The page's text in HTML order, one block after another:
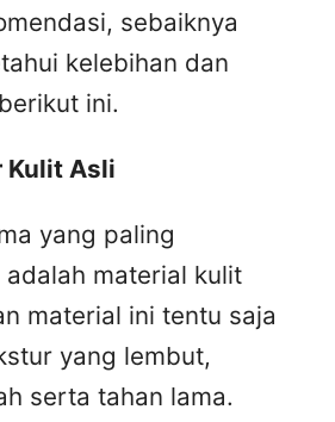
sebaiknya
kelebihan dan
ini.
Kulit Asli
yang paling
material kulit
material ini tentu saja
yang lembut,
serta tahan lama.